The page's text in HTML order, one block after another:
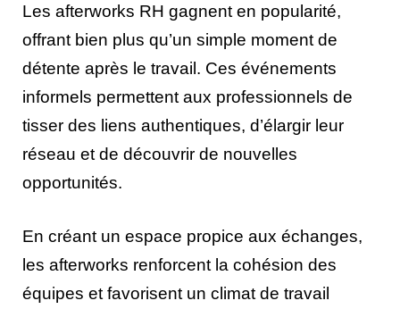
Les afterworks RH gagnent en popularité,
offrant bien plus qu’un simple moment de
détente après le travail. Ces événements
informels permettent aux professionnels de
tisser des liens authentiques, d’élargir leur
réseau et de découvrir de nouvelles
opportunités.
En créant un espace propice aux échanges,
les afterworks renforcent la cohésion des
équipes et favorisent un climat de travail